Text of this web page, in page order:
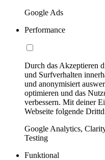
Google Ads
Performance
Durch das Akzeptieren
und Surfverhalten
und anonymisiert
optimieren und das
verbessern. Mit deiner
Webseite folgende
Google Analytics,
Testing
Funktional